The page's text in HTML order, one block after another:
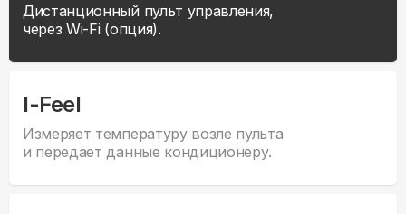
Дистанционный пульт управления,
через Wi-Fi (опция).
I-Feel
Измеряет температуру возле пульта
и передает данные кондиционеру.